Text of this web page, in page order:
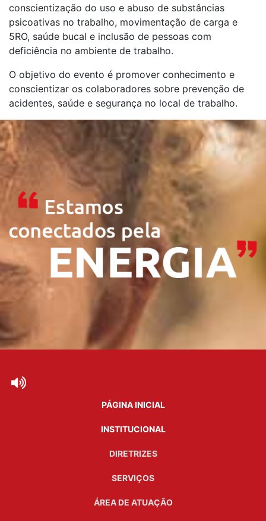
conscientização do uso e abuso de substâncias
psicoativas no trabalho, movimentação de carga e
5RO, saúde bucal e inclusão de pessoas com
deficiência no ambiente de trabalho.
O objetivo do evento é promover conhecimento e
conscientizar os colaboradores sobre prevenção de
acidentes, saúde e segurança no local de trabalho.
PÁGINA INICIAL
INSTITUCIONAL
DIRETRIZES
SERVIÇOS
ÁREA DE ATUAÇÃO